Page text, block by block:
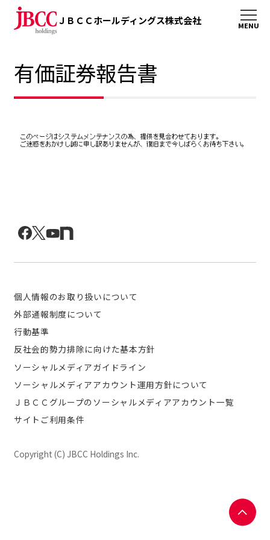
ＪＢＣＣホールディングス株式会社
有価証券報告書
個人情報のお取り扱いについて
外部通報制度について
行動基準
反社会的勢力排除に向けた基本方針
ソーシャルメディアガイドライン
ソーシャルメディアアカウント運用方針について
ＪＢＣＣグループのソーシャルメディアアカウント一覧
サイトご利用条件
Copyright (C) JBCC Holdings Inc.